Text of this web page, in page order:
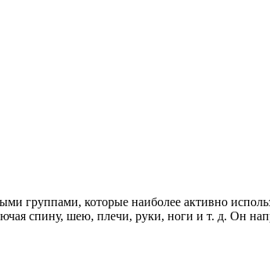
группами, которые наиболее активно
спину, шею, плечи, руки, ноги и т. д. Он